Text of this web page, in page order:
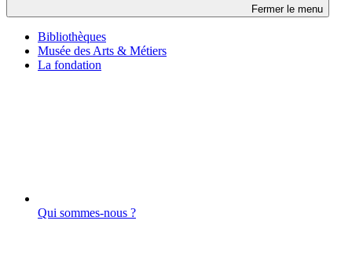
Fermer le menu
Bibliothèques
Musée des Arts & Métiers
La fondation
Qui sommes-nous ?